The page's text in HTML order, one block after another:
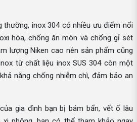
thường, inox 304 có nhiều ưu điểm nổi
hóa, chống ăn mòn và chống gỉ sét
lượng Niken cao nên sản phẩm cũng
từ chất liệu inox SUS 304 còn một
năng chống nhiễm chì, đảm bảo an
gia đình bạn bị bám bẩn, vết ố lâu